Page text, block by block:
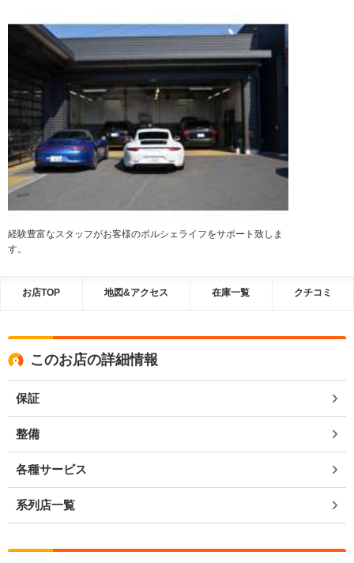
経験豊富なスタッフがお客様のポルシェライフをサポート致しま
す。
お店TOP 地図&アクセス 在庫一覧 クチコミ
このお店の詳細情報
保証
整備
各種サービス
系列店一覧